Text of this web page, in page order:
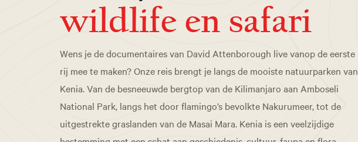
wildlife en safari
Wens je de documentaires van David Attenborough live vanop de eerste
rij mee te maken? Onze reis brengt je langs de mooiste natuurparken van
Kenia. Van de besneeuwde bergtop van de Kilimanjaro aan Amboseli
National Park, langs het door flamingo’s bevolkte Nakurumeer, tot de
uitgestrekte graslanden van de Masai Mara. Kenia is een veelzijdige